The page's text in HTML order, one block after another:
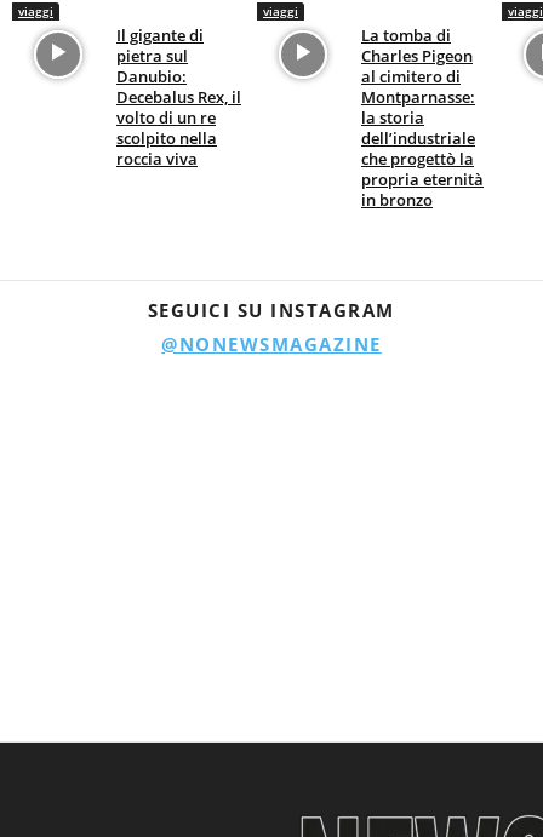
viaggi
Il gigante di
pietra sul
Danubio:
Decebalus Rex, il
volto di un re
scolpito nella
roccia viva
viaggi
La tomba di
Charles Pigeon
al cimitero di
Montparnasse:
la storia
dell’industriale
che progettò la
propria eternità
in bronzo
viaggi
SEGUICI SU INSTAGRAM
@NONEWSMAGAZINE